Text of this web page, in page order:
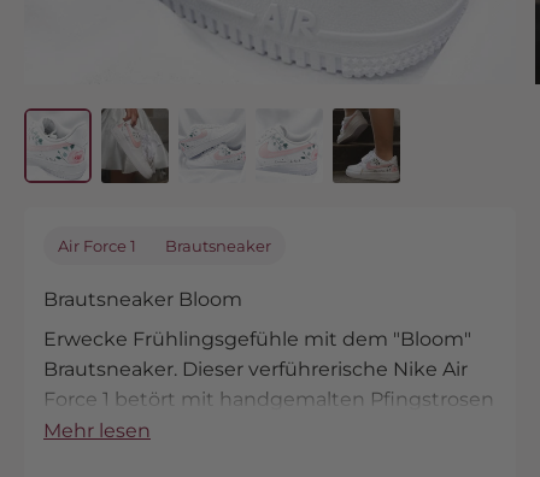
Air Force 1 Brautsneaker
Brautsneaker Bloom
Erwecke Frühlingsgefühle mit dem "Bloom"
Brautsneaker. Dieser verführerische Nike Air
Force 1 betört mit handgemalten Pfingstrosen
und zarten Eukalyptusblättern, akzentuiert
Mehr lesen